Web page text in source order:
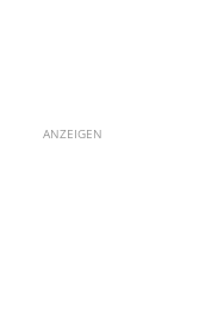
ANZEIGEN